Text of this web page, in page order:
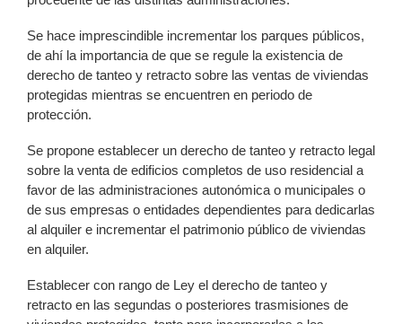
Se hace imprescindible incrementar los parques públicos,
de ahí la importancia de que se regule la existencia de
derecho de tanteo y retracto sobre las ventas de viviendas
protegidas mientras se encuentren en periodo de
protección.
Se propone establecer un derecho de tanteo y retracto legal
sobre la venta de edificios completos de uso residencial a
favor de las administraciones autonómica o municipales o
de sus empresas o entidades dependientes para dedicarlas
al alquiler e incrementar el patrimonio público de viviendas
en alquiler.
Establecer con rango de Ley el derecho de tanteo y
retracto en las segundas o posteriores trasmisiones de